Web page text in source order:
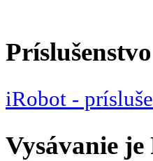
iRobot -
Vysávanie je